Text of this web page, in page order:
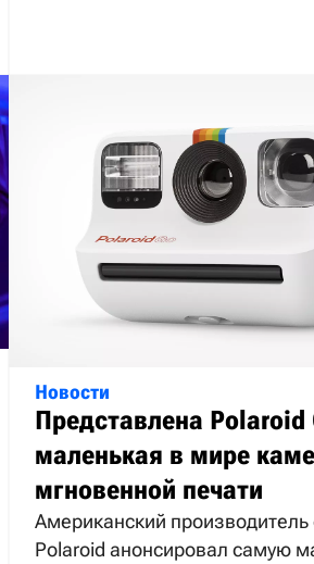
Новости
Представлена Polaroid
маленькая в мире
мгновенной печати
Американский производитель
Polaroid анонсировал самую